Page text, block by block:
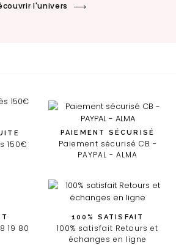
l'univers
150€
PAIEMENT SÉCURISÉ
Paiement sécurisé CB -
PAYPAL - ALMA
19 80
100% SATISFAIT
100% satisfait Retours et
échanges en ligne